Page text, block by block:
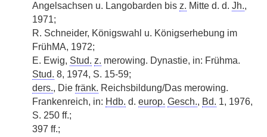
Angelsachsen u. Langobarden bis z. Mitte d. d. Jh.,
1971;
R. Schneider, Königswahl u. Königserhebung im
FrühMA, 1972;
E. Ewig, Stud. z. merowing. Dynastie, in: Frühma.
Stud. 8, 1974, S. 15-59;
ders., Die fränk. Reichsbildung/Das merowing.
Frankenreich, in: Hdb. d. europ. Gesch., Bd. 1, 1976,
S. 250 ff.;
397 ff.;